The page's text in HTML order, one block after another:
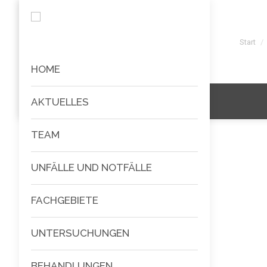
HOME
AKTUELLES
TEAM
UNFÄLLE UND NOTFÄLLE
FACHGEBIETE
UNTERSUCHUNGEN
Sie
Start